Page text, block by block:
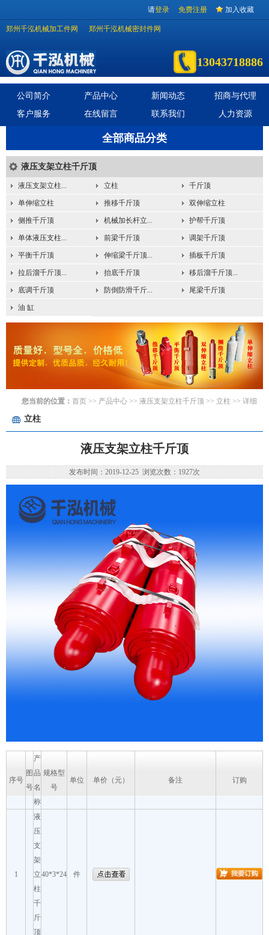
请登录 免费注册 加入收藏
郑州千泓机械加工件网 郑州千泓机械密封件网
13043718886
公司简介 产品中心 新闻动态
招商与代理
客户服务
在线留言 联系我们 人力资源
全部商品分类
液压支架立柱千斤顶
液压支架立柱... 立柱 千斤顶
单伸缩立柱 推移千斤顶 双伸缩立柱
侧推千斤顶 机械加长杆立... 护帮千斤顶
单体液压支柱... 前梁千斤顶 调架千斤顶
平衡千斤顶 伸缩梁千斤顶... 插板千斤顶
拉后溜千斤顶... 抬底千斤顶 移后溜千斤顶...
底调千斤顶 防倒防滑千斤... 尾梁千斤顶
油 缸
您当前的位置： 首页 >> 产品中心 >> 液压支架立柱千斤顶 >> 立柱 >> 详细
立柱
液压支架立柱千斤顶
发布时间：2019-12-25 浏览次数：1927次
序号
图
号
产
品
名
称
规格型
号
单位 单价（元） 备注 订购
1
液
压
支
架
立
柱
千
斤
顶
40*3*24 件